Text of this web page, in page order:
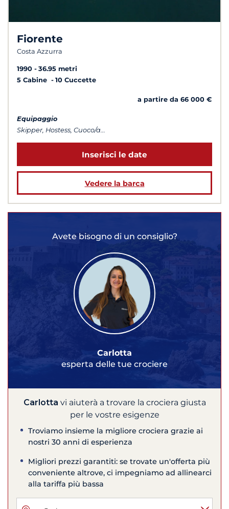
Fiorente
Costa Azzurra
1990
36.95 metri
5 Cabine
10 Cuccette
a partire da 66 000 €
Equipaggio
Skipper, Hostess, Cuoco/a...
Inserisci le date
Vedere la barca
Avete bisogno di un consiglio?
Carlotta
esperta delle tue crociere
Carlotta vi aiuterà a trovare la crociera giusta
per le vostre esigenze
Troviamo insieme la migliore crociera grazie ai
nostri 30 anni di esperienza
Migliori prezzi garantiti: se trovate un'offerta più
conveniente altrove, ci impegniamo ad allinearci
alla tariffa più bassa